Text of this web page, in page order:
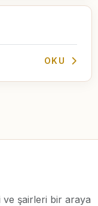
OKU
ve şairleri bir araya